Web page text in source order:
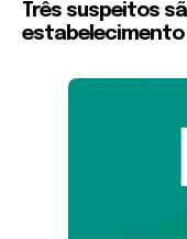
Três suspeitos
estabelecimento